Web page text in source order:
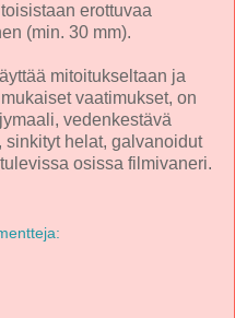
erottuvaa
(min. 30 mm).
mitoitukseltaan ja
vaatimukset, on
vedenkestävä
sinkityt helat, galvanoidut
osissa filmivaneri.